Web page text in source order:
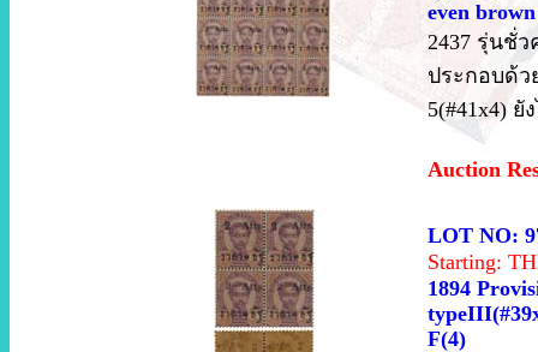
even
2437 รุ่นชั่
ประกอบด้ว
5(#41x4)
Auction
LOT NO:
Starting:
1894
F(4)